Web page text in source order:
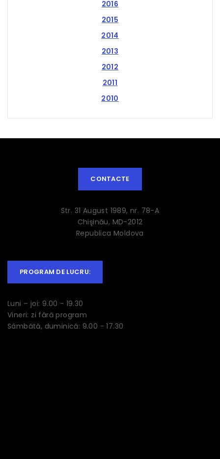
2010
2011
2012
2013
2014
2015
2016
CONTACTE
Str. 31 August 1989, nr. 78-A
Chişinău, MD-2012
Republica Moldova
PROGRAM DE LUCRU:
Luni – joi: 9.00 - 19.30
Vineri: zi fără program
Sâmbătă, duminică: 9.00 - 17.30